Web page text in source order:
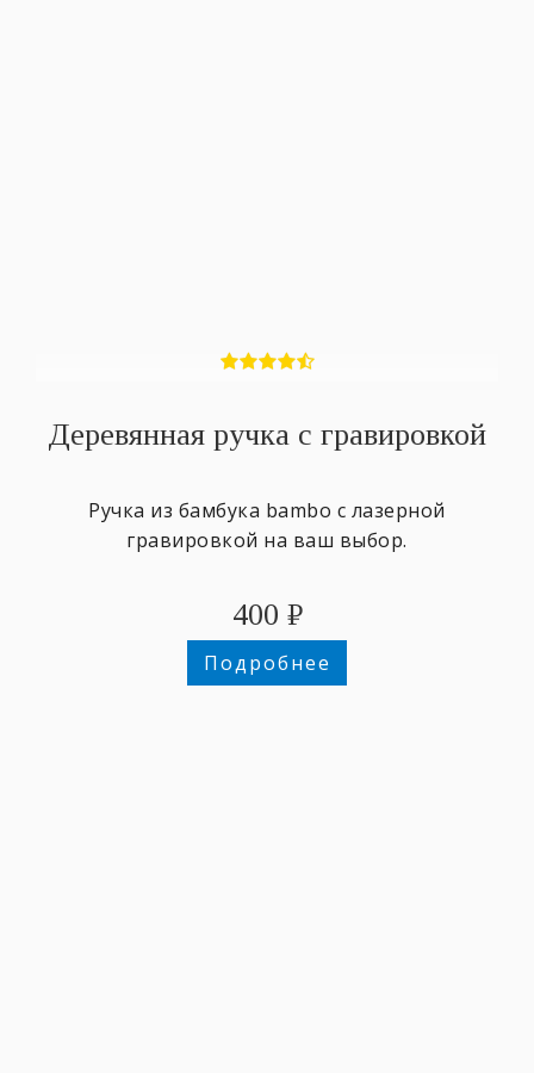
Деревянная ручка с гравировкой
Ручка из бамбука bambo с лазерной
гравировкой на ваш выбор.
400 ₽
Подробнее